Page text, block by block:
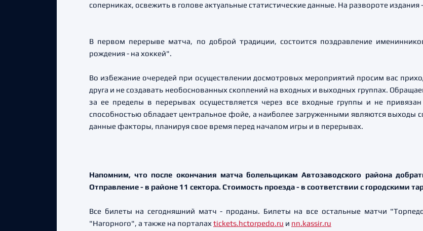
соперниках, освежить в голове актуальные статистические данные. На развороте издания
В первом перерыве матча, по доброй традиции, состоится поздравление
рождения - на хоккей".
Во избежание очередей при осуществлении досмотровых мероприятий просим вас
друга и не создавать необоснованных скоплений на входных и выходных группах.
за ее пределы в перерывах осуществляется через все входные группы и не
способностью обладает центральное фойе, а наиболее загруженными являются выходы
данные факторы, планируя свое время перед началом игры и в перерывах.
Напомним, что после окончания матча болельщикам Автозаводского района
Отправление - в районе 11 сектора. Стоимость проезда - в соответствии с городскими
Все билеты на сегодняшний матч - проданы. Билеты на все остальные матчи
"Нагорного", а также на порталах tickets.hctorpedo.ru и nn.kassir.ru